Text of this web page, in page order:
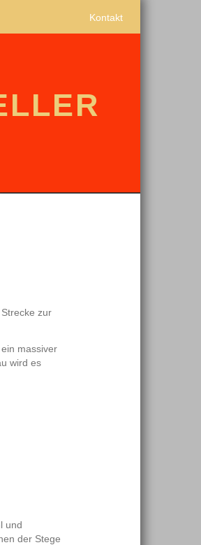
Kontakt
zur
massiver
wird es
und
der Stege